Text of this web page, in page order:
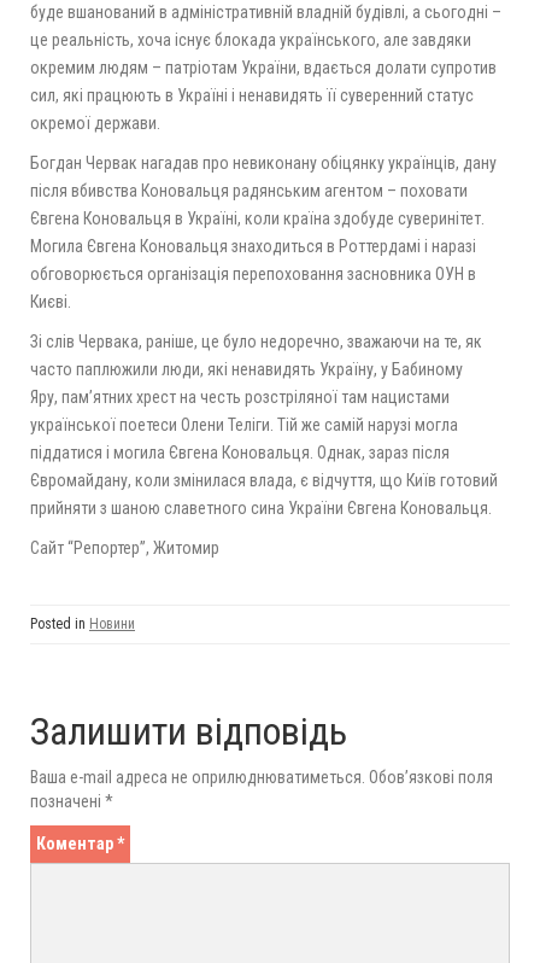
буде вшанований в адміністративній владній будівлі, а сьогодні –
це реальність, хоча існує блокада українського, але завдяки
окремим людям – патріотам України, вдається долати супротив
сил, які працюють в Україні і ненавидять її суверенний статус
окремої держави.
Богдан Червак нагадав про невиконану обіцянку українців, дану
після вбивства Коновальця радянським агентом – поховати
Євгена Коновальця в Україні, коли країна здобуде суверинітет.
Могила Євгена Коновальця знаходиться в Роттердамі і наразі
обговорюється організація перепоховання засновника ОУН в
Києві.
Зі слів Червака, раніше, це було недоречно, зважаючи на те, як
часто паплюжили люди, які ненавидять Україну, у Бабиному
Яру, пам’ятних хрест на честь розстріляної там нацистами
української поетеси Олени Теліги. Тій же самій нарузі могла
піддатися і могила Євгена Коновальця. Однак, зараз після
Євромайдану, коли змінилася влада, є відчуття, що Київ готовий
прийняти з шаною славетного сина України Євгена Коновальця.
Сайт “Репортер”, Житомир
Posted in Новини
Залишити відповідь
Ваша e-mail адреса не оприлюднюватиметься. Обов’язкові поля
позначені *
Коментар*